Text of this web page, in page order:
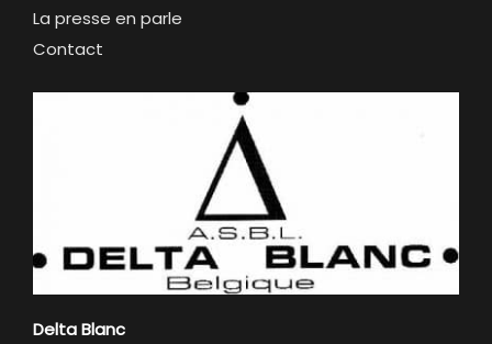
La presse en parle
Contact
Delta Blanc